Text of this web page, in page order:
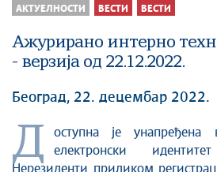
АКТУЕЛНОСТИ ВЕСТИ ВЕСТИ
Ажурирано интерно
- верзија од 22.12.2022.
Београд, 22. децембар 2022.
Д
оступна је унапређена
електронски
Нерезиденти приликом